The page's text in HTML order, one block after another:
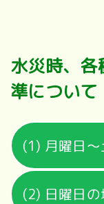
水災時、
準について
(1) 月曜日
(2) 日曜日の